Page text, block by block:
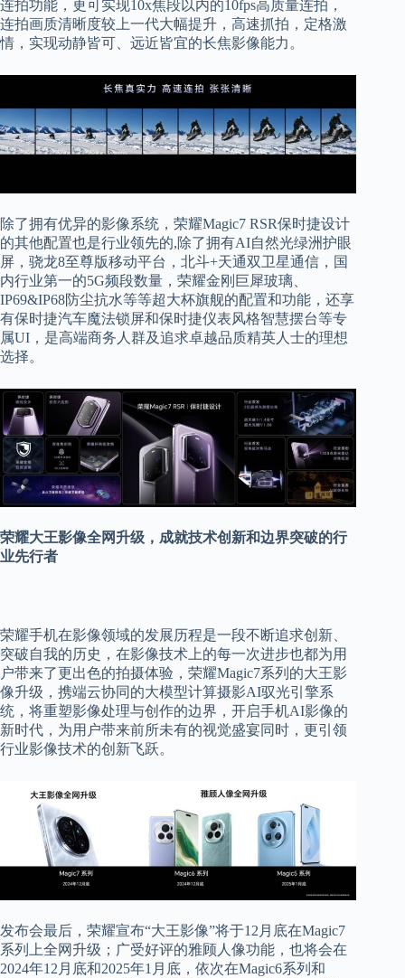
连拍功能，更可实现10x焦段以内的10fps高质量连拍，
连拍画质清晰度较上一代大幅提升，高速抓拍，定格激
情，实现动静皆可、远近皆宜的长焦影像能力。
除了拥有优异的影像系统，荣耀Magic7 RSR保时捷设计
的其他配置也是行业领先的,除了拥有AI自然光绿洲护眼
屏，骁龙8至尊版移动平台，北斗+天通双卫星通信，国
内行业第一的5G频段数量，荣耀金刚巨犀玻璃、
IP69&IP68防尘抗水等等超大杯旗舰的配置和功能，还享
有保时捷汽车魔法锁屏和保时捷仪表风格智慧摆台等专
属UI，是高端商务人群及追求卓越品质精英人士的理想
选择。
荣耀大王影像全网升级，成就技术创新和边界突破的行
业先行者
荣耀手机在影像领域的发展历程是一段不断追求创新、
突破自我的历史，在影像技术上的每一次进步也都为用
户带来了更出色的拍摄体验，荣耀Magic7系列的大王影
像升级，携端云协同的大模型计算摄影AI驭光引擎系
统，将重塑影像处理与创作的边界，开启手机AI影像的
新时代，为用户带来前所未有的视觉盛宴同时，更引领
行业影像技术的创新飞跃。
发布会最后，荣耀宣布“大王影像”将于12月底在Magic7
系列上全网升级；广受好评的雅顾人像功能，也将会在
2024年12月底和2025年1月底，依次在Magic6系列和